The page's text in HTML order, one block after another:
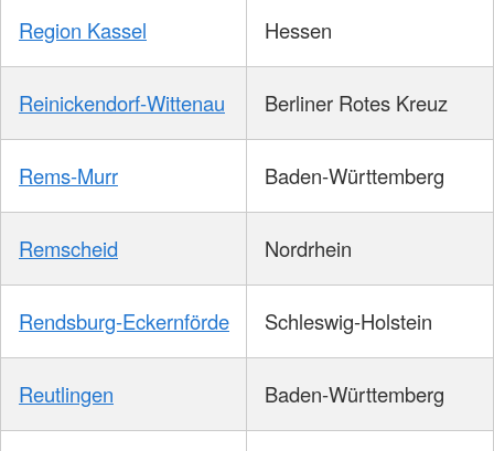
Region Kassel Hessen
Reinickendorf-Wittenau Berliner Rotes Kreuz
Rems-Murr Baden-Württemberg
Remscheid Nordrhein
Rendsburg-Eckernförde Schleswig-Holstein
Reutlingen Baden-Württemberg